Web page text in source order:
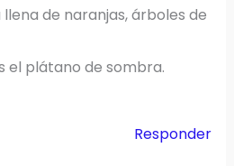
de naranjas, árboles de
el plátano de sombra.
Responder